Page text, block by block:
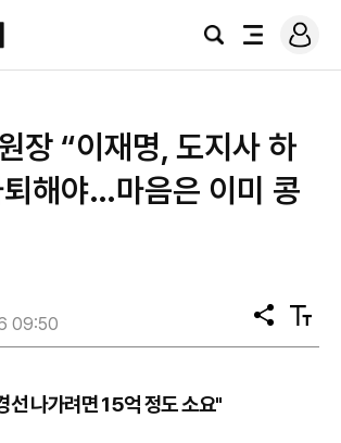
검
전
로
그
장 “이재명, 도지사 하
해야…마음은 이미 콩
09:50
공
유
텍
스
선 나가려면 15억 정도 소요"